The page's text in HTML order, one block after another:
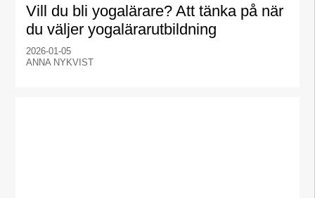
Vill du bli yogalärare? Att tänka på när
du väljer yogalärarutbildning
2026-01-05
ANNA NYKVIST